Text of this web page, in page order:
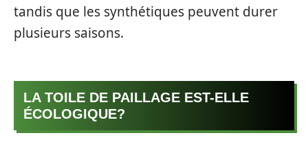
tandis que les synthétiques peuvent durer
plusieurs saisons.
LA TOILE DE PAILLAGE EST-ELLE
ÉCOLOGIQUE?